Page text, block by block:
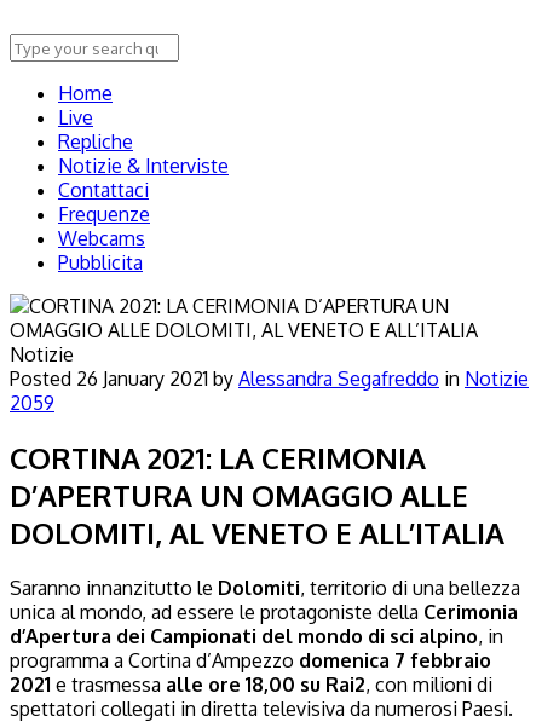
Home
Live
Repliche
Notizie & Interviste
Contattaci
Frequenze
Webcams
Pubblicita
Notizie
Posted 26 January 2021 by Alessandra Segafreddo in Notizie
2059
CORTINA 2021: LA CERIMONIA
D’APERTURA UN OMAGGIO ALLE
DOLOMITI, AL VENETO E ALL’ITALIA
Saranno innanzitutto le Dolomiti, territorio di una bellezza
unica al mondo, ad essere le protagoniste della Cerimonia
d’Apertura dei Campionati del mondo di sci alpino, in
programma a Cortina d’Ampezzo domenica 7 febbraio
2021 e trasmessa alle ore 18,00 su Rai2, con milioni di
spettatori collegati in diretta televisiva da numerosi Paesi.